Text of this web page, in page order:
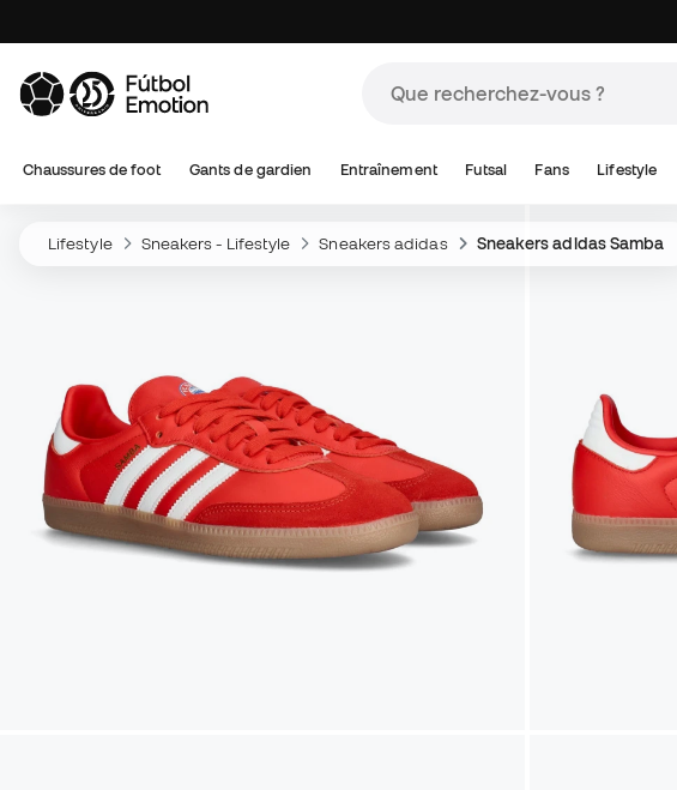
Chaussures de foot Gants de gardien Entraînement Futsal Fans Lifestyle
Lifestyle Sneakers - Lifestyle Sneakers adidas Sneakers adidas Samba